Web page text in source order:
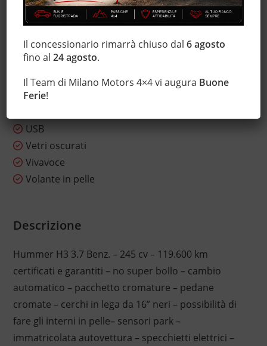
Sensori di parcheggio anteriori
Servosterzo
Sistema di navigazione
Sistema di visione notturna
Specchietti laterali elettrici
Touch screen
USB
Vetri oscurati
Vivavoce
Volante in pelle
Descrizione
Hummer H3 3.7 Benz. – 245 cv – 119.600 km
certificati e garantiti – no super bollo – cambio
automatico – pacchetto cromature – pedane
cromate – cerchi in lega da 16” neri – possibilità di
fare gli interni in pelle– sensori park –
immatricolata autovettura – specchietti elettrici –
Il concessionario rimarrà chiuso dal6 agosto
fino al24 agosto.
Il Team di Milano Motors 4×4 vi augura Buone
Ferie!